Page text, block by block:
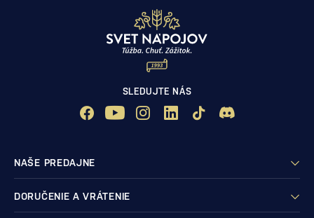
SLEDUJTE NÁS
NAŠE PREDAJNE
DORUČENIE A VRÁTENIE